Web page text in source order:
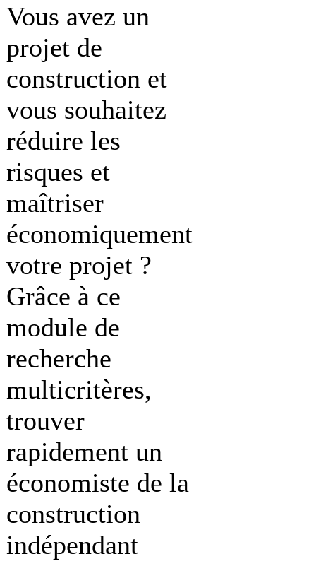
Vous avez un
projet de
construction et
vous souhaitez
réduire les
risques et
maîtriser
économiquement
votre projet ?
Grâce à ce
module de
recherche
multicritères,
trouver
rapidement un
économiste de la
construction
indépendant